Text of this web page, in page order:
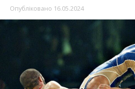
Опубліковано 16.05.2024